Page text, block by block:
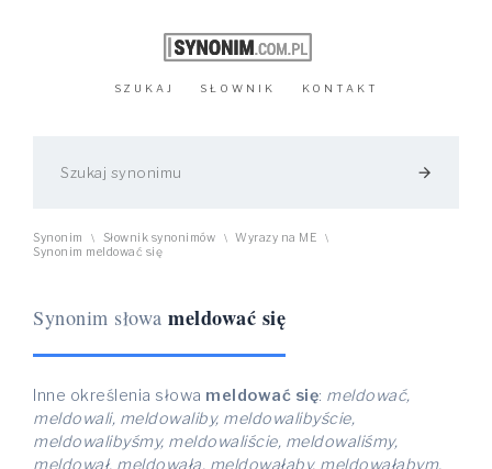
SZUKAJ SŁOWNIK KONTAKT
arrow_forward
Synonim \ Słownik synonimów \ Wyrazy na ME \
Synonim meldować się
Synonim słowa meldować się
Inne określenia słowa meldować się: meldować,
meldowali, meldowaliby, meldowalibyście,
meldowalibyśmy, meldowaliście, meldowaliśmy,
meldował, meldowała, meldowałaby, meldowałabym,